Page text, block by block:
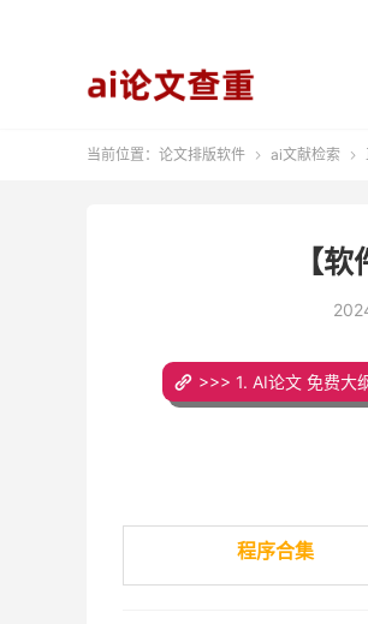
当前位置： 论文排版软件  ai文献检索 
【
>>> 1. AI论文 免费大
程序合集